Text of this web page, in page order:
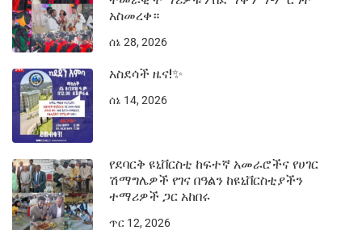
አስመረቀ።
ሰኔ 28, 2026
አስደሳች ዜና!✨
ሰኔ 14, 2026
የደባርቅ ዩኒቨርስቲ ከፍተኛ አመራሮችና የሀገር
ሽማግሌዎች የገና በዓልን ከዩኒቨርስቲያችን
ተማሪዎች ጋር አከበሩ
ጥር 12, 2026